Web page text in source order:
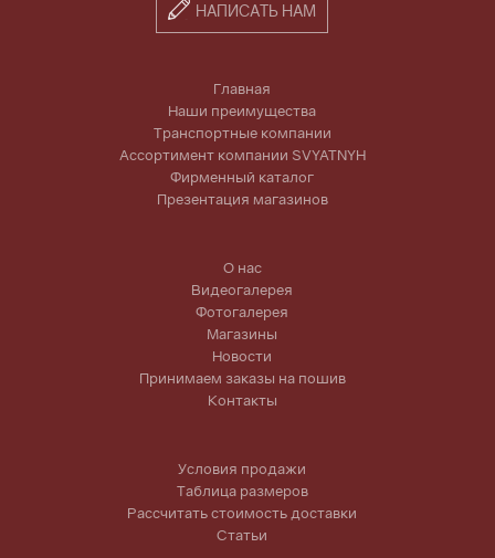
НАПИСАТЬ НАМ
Главная
Наши преимущества
Транспортные компании
Ассортимент компании SVYATNYH
Фирменный каталог
Презентация магазинов
О нас
Видеогалерея
Фотогалерея
Магазины
Новости
Принимаем заказы на пошив
Контакты
Условия продажи
Таблица размеров
Рассчитать стоимость доставки
Статьи